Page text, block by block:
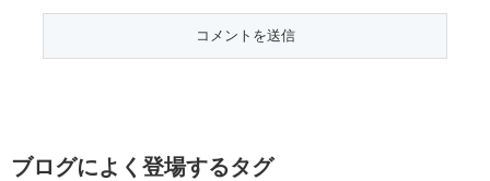
ブログによく登場するタグ